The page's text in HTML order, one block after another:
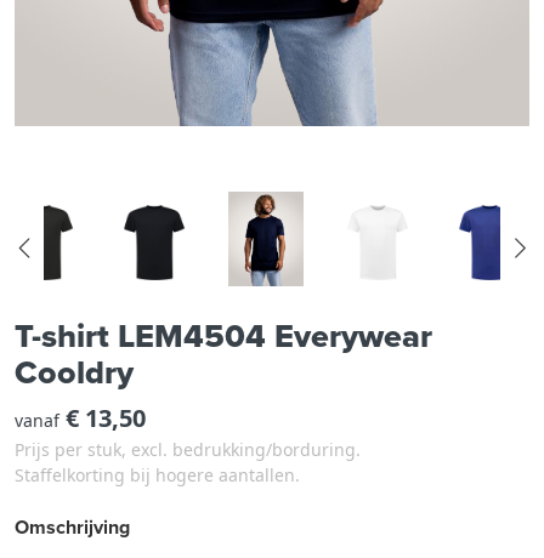
T-shirt LEM4504 Everywear
Cooldry
vanaf€ 13,50
Prijs per stuk, excl. bedrukking/borduring.
Staffelkorting bij hogere aantallen.
Omschrijving